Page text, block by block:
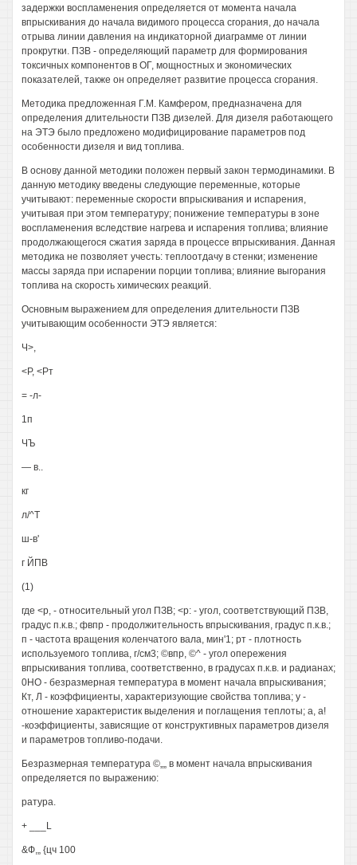
задержки воспламенения определяется от момента начала
впрыскивания до начала видимого процесса сгорания, до начала
отрыва линии давления на индикаторной диаграмме от линии
прокрутки. ПЗВ - определяющий параметр для формирования
токсичных компонентов в ОГ, мощностных и экономических
показателей, также он определяет развитие процесса сгорания.
Методика предложенная Г.М. Камфером, предназначена для
определения длительности ПЗВ дизелей. Для дизеля работающего
на ЭТЭ было предложено модифицирование параметров под
особенности дизеля и вид топлива.
В основу данной методики положен первый закон термодинамики. В
данную методику введены следующие переменные, которые
учитывают: переменные скорости впрыскивания и испарения,
учитывая при этом температуру; понижение температуры в зоне
воспламенения вследствие нагрева и испарения топлива; влияние
продолжающегося сжатия заряда в процессе впрыскивания. Данная
методика не позволяет учесть: теплоотдачу в стенки; изменение
массы заряда при испарении порции топлива; влияние выгорания
топлива на скорость химических реакций.
Основным выражением для определения длительности ПЗВ
учитывающим особенности ЭТЭ является:
Ч>,
<Р, <Рт
= -л-
1п
ЧЪ
— в..
кг
л/^Т
ш-в'
г ЙПВ
(1)
где <р, - относительный угол ПЗВ; <р: - угол, соответствующий ПЗВ,
градус п.к.в.; фвпр - продолжительность впрыскивания, градус п.к.в.;
п - частота вращения коленчатого вала, мин'1; рт - плотность
используемого топлива, г/см3; ©впр, ©^ - угол опережения
впрыскивания топлива, соответственно, в градусах п.к.в. и радианах;
0НО - безразмерная температура в момент начала впрыскивания;
Кт, Л - коэффициенты, характеризующие свойства топлива; у -
отношение характеристик выделения и поглащения теплоты; а, а!
-коэффициенты, зависящие от конструктивных параметров дизеля
и параметров топливо-подачи.
Безразмерная температура ©„„ в момент начала впрыскивания
определяется по выражению:
ратура.
+ ___L
&Ф,„ {цч 100